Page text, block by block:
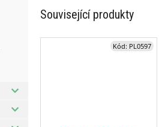
Související produkty
Kód: PL0597